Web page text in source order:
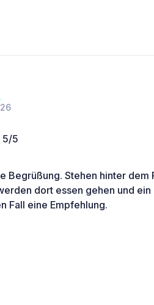
5/5
Begrüßung. Stehen hinter dem
dort essen gehen und ein
Fall eine Empfehlung.